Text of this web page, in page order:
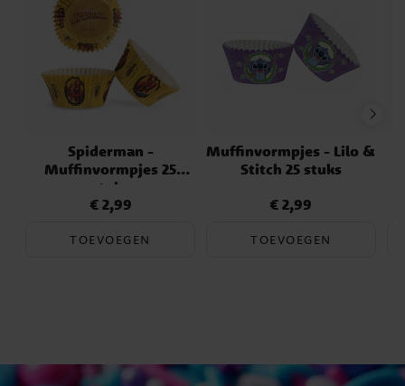
Spiderman -
Muffinvormpjes 25
stuks
Prijs :€ 2,99
€ 2,99
TOEVOEGEN
Muffinvormpjes - Lilo &
Stitch 25 stuks
Prijs : € 2,99
€ 2,99
TOEVOEGEN